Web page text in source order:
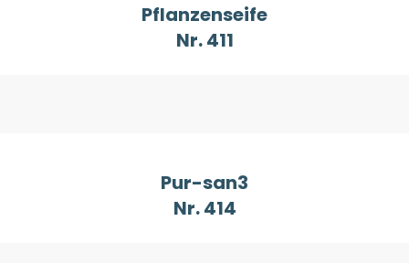
Pflanzenseife
Nr. 411
Pur-san3
Nr. 414